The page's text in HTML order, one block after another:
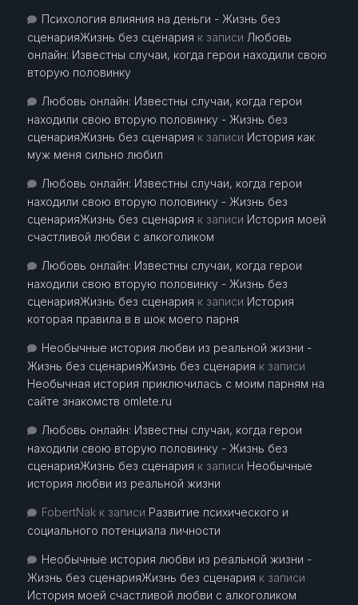
Психология влияния на деньги - Жизнь без
сценарияЖизнь без сценария к записи Любовь
онлайн: Известны случаи, когда герои находили свою
вторую половинку
Любовь онлайн: Известны случаи, когда герои
находили свою вторую половинку - Жизнь без
сценарияЖизнь без сценария к записи История как
муж меня сильно любил
Любовь онлайн: Известны случаи, когда герои
находили свою вторую половинку - Жизнь без
сценарияЖизнь без сценария к записи История моей
счастливой любви с алкоголиком
Любовь онлайн: Известны случаи, когда герои
находили свою вторую половинку - Жизнь без
сценарияЖизнь без сценария к записи История
которая правила в в шок моего парня
Необычные история любви из реальной жизни -
Жизнь без сценарияЖизнь без сценария к записи
Необычная история приключилась с моим парням на
сайте знакомств omlete.ru
Любовь онлайн: Известны случаи, когда герои
находили свою вторую половинку - Жизнь без
сценарияЖизнь без сценария к записи Необычные
история любви из реальной жизни
FobertNakк записи Развитие психического и
социального потенциала личности
Необычные история любви из реальной жизни -
Жизнь без сценарияЖизнь без сценария к записи
История моей счастливой любви с алкоголиком